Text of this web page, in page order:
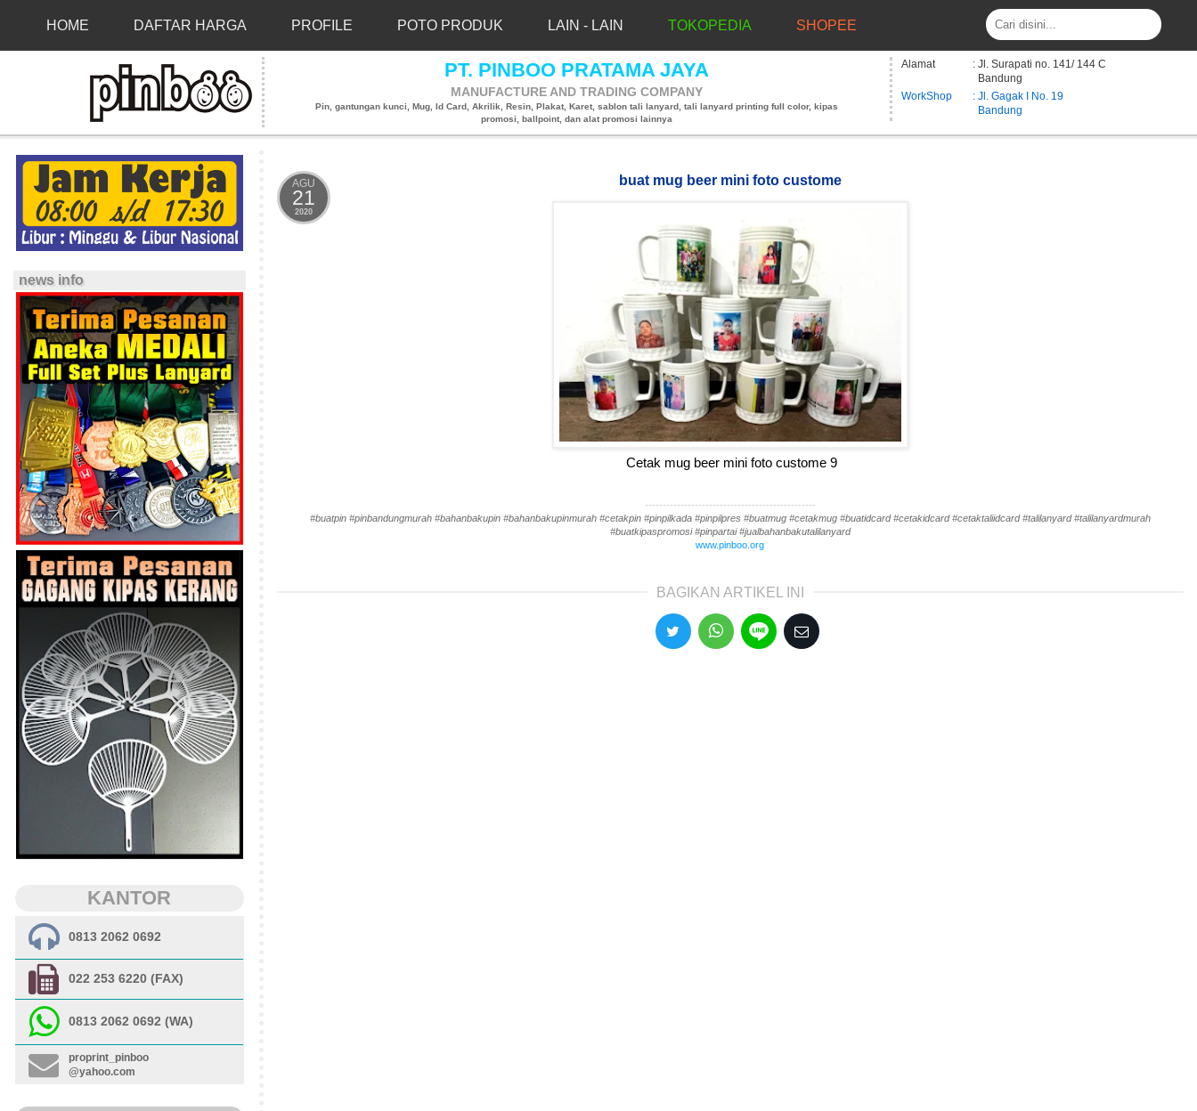
HOME DAFTAR HARGA PROFILE POTO PRODUK LAIN - LAIN TOKOPEDIA SHOPEE
PT. PINBOO PRATAMA JAYA
MANUFACTURE AND TRADING COMPANY
Pin, gantungan kunci, Mug, Id Card, Akrilik, Resin, Plakat, Karet, sablon tali lanyard, tali lanyard printing full color, kipas
promosi, ballpoint, dan alat promosi lainnya
Alamat
: Jl. Surapati no. 141/ 144 C
Bandung
WorkShop
: Jl. Gagak I No. 19
Bandung
news info
KANTOR
0813 2062 0692
022 253 6220 (FAX)
0813 2062 0692 (WA)
proprint_pinboo
@yahoo.com
AGU
21
2020
buat mug beer mini foto custome
Cetak mug beer mini foto custome 9
------------------------------------------------
#buatpin #pinbandungmurah #bahanbakupin #bahanbakupinmurah #cetakpin #pinpilkada #pinpilpres #buatmug #cetakmug #buatidcard #cetakidcard #cetaktaliidcard #talilanyard #talilanyardmurah
#buatkipaspromosi #pinpartai #jualbahanbakutalilanyard
www.pinboo.org
BAGIKAN ARTIKEL INI